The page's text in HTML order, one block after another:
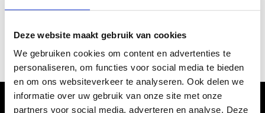
Deze website maakt gebruik van cookies
We gebruiken cookies om content en advertenties te
personaliseren, om functies voor social media te bieden
en om ons websiteverkeer te analyseren. Ook delen we
informatie over uw gebruik van onze site met onze
partners voor social media, adverteren en analyse. Deze
WAS DE INHOUD NUTTIG VOOR U?
Ja
No